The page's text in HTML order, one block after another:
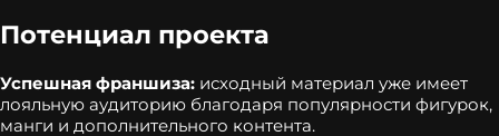
Потенциал проекта
Успешная франшиза: исходный материал уже имеет
лояльную аудиторию благодаря популярности фигурок,
манги и дополнительного контента.